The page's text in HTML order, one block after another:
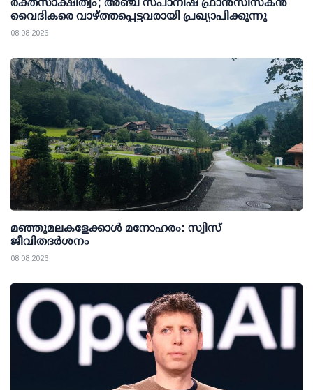
വൈദികരെ വാഴ്ത്തപ്പെട്ടവരായി പ്രഖ്യാപിക്കുന്നു
08 08 2026
മഞ്ഞുമലകളേക്കാൾ മനോഹരം: സ്വിസ്
ജീവിതദർശനം
08 08 2026